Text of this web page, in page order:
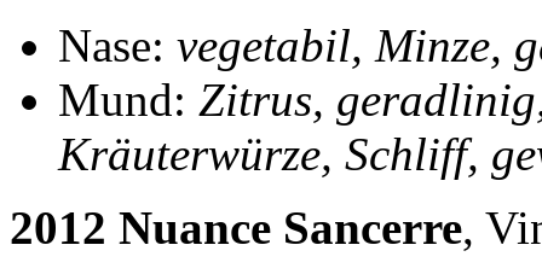
Nase: vegetabil, Minze,
Mund: Zitrus,
Kräuterwürze, Schliff,
2012 Nuance Sancerre,